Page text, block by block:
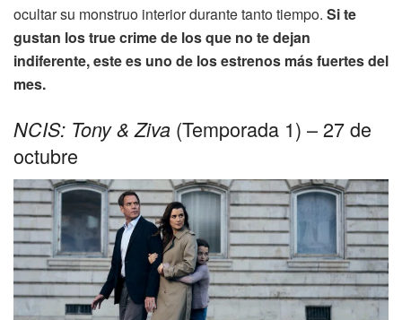
ocultar su monstruo interior durante tanto tiempo. Si te
gustan los true crime de los que no te dejan
indiferente, este es uno de los estrenos más fuertes del
mes.
NCIS: Tony & Ziva (Temporada 1) – 27 de
octubre